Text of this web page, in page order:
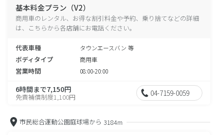
基本料金プラン（V2）
商用車のレンタル、お得な割引料金や予約、乗り捨てなどの詳細
は、こちらから各店舗にお電話ください。
代表車種 タウンエースバン 等
ボディタイプ 商用車
営業時間 08:00-20:00
6時間まで7,150円
免責補償制度1,100円 04-7159-0059
市民総合運動公園庭球場から 3184m